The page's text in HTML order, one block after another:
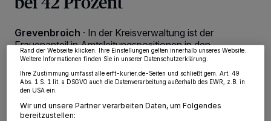
Grevenbroich · In der Kreisverwaltung ist der
Frauenanteil in Amtsleitungspositionen in den
vergangenen Jahren deutlich gestiegen und liegt
mittlerweile bei 42 Prozent. Der Frauenanteil der über
1.200 Beschäftigten des Rhein-Kreises insgesamt liegt
bei 62 Prozent, wobei hier noch die niedrigeren Lohn-
und Besoldungsgruppen überwiegen.
Partner verarbeiten Daten, um Ihnen Dienste bereitzustellen“ aufgeführten
wieder aufrufen, um Ihre Einstellungen zu ändern oder Ihre Einwilligung zu
widerrufen, indem Sie auf den Link Einstellungen oder Ablehnen am unteren
Rand der Webseite klicken. Ihre Einstellungen gelten innerhalb unseres Website.
Weitere Informationen finden Sie in unserer Datenschutzerklärung.
Ihre Zustimmung umfasst alle erft-kurier.de-Seiten und schließt gem. Art. 49
Abs. 1 S. 1 lit. a DSGVO auch die Datenverarbeitung außerhalb des EWR, z.B. in
den USA ein.
Wir und unsere Partner verarbeiten Daten, um Folgendes
bereitzustellen: